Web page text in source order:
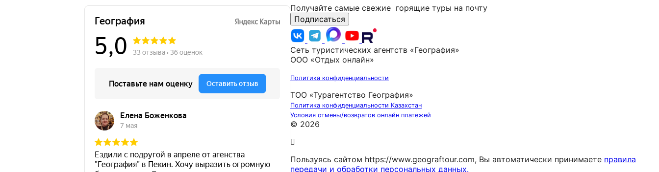
Получайте самые свежие горящие туры на почту
Подписаться
Сеть туристических агентств «География»
ООО «Отдых онлайн»
Политика конфиденциальности
ТОО «Турагентство География»
Политика конфиденциальности Казахстан
Условия отмены/возвратов онлайн платежей
© 2026
Пользуясь сайтом https://www.geograftour.com, Вы автоматически принимаете правила
передачи и обработки персональных данных.